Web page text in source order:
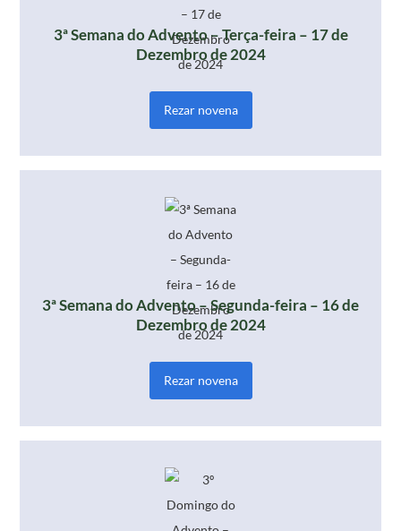
3ª Semana do Advento – Terça-feira – 17 de
Dezembro de 2024
Rezar novena
3ª Semana do Advento – Segunda-feira – 16 de
Dezembro de 2024
Rezar novena